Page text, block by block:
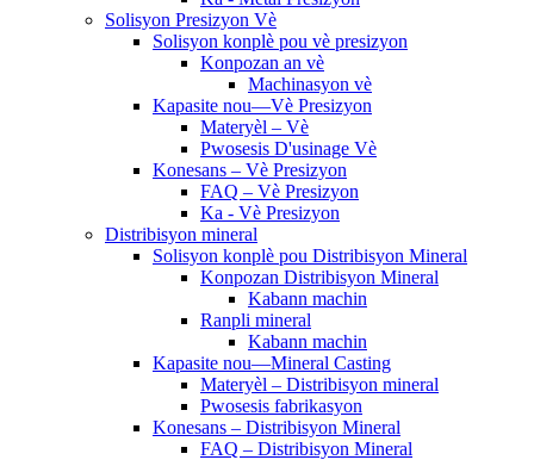
Solisyon Presizyon Vè
Solisyon konplè pou vè presizyon
Konpozan an vè
Machinasyon vè
Kapasite nou—Vè Presizyon
Materyèl – Vè
Pwosesis D'usinage Vè
Konesans – Vè Presizyon
FAQ – Vè Presizyon
Ka - Vè Presizyon
Distribisyon mineral
Solisyon konplè pou Distribisyon Mineral
Konpozan Distribisyon Mineral
Kabann machin
Ranpli mineral
Kabann machin
Kapasite nou—Mineral Casting
Materyèl – Distribisyon mineral
Pwosesis fabrikasyon
Konesans – Distribisyon Mineral
FAQ – Distribisyon Mineral